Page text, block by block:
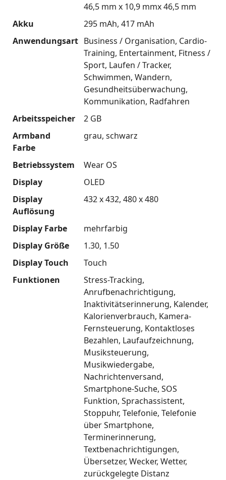
46,5 mm x 10,9 mmx 46,5 mm
Akku
295 mAh 417 mAh
Anwendungsart Business / Organisation Cardio-
Training Entertainment Fitness /
Sport Laufen / Tracker
Schwimmen Wandern
Gesundheitsüberwachung
Kommunikation Radfahren
Arbeitsspeicher
2 GB
Armband
Farbe
grau schwarz
Betriebssystem
Wear OS
Display
OLED
Display
Auflösung
432 x 432 480 x 480
Display Farbe
mehrfarbig
Display Größe
1.30 1.50
Display Touch
Touch
Funktionen
Stress-Tracking
Anrufbenachrichtigung
Inaktivitätserinnerung Kalender
Kalorienverbrauch Kamera-
Fernsteuerung Kontaktloses
Bezahlen Laufaufzeichnung
Musiksteuerung
Musikwiedergabe
Nachrichtenversand
Smartphone-Suche SOS
Funktion Sprachassistent
Stoppuhr Telefonie Telefonie
über Smartphone
Terminerinnerung
Textbenachrichtigungen
Übersetzer Wecker Wetter
zurückgelegte Distanz